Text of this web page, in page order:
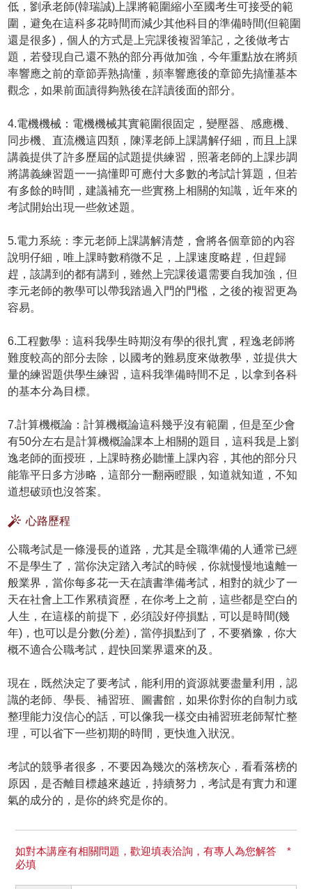
低，劉承老師(韓瑞誠)上課將範圍縮小至國考生可接受的範
圍，避免在這科多花時間而減少其他科目的準備時間(但範圍
還是很多)，個人的方式是上完課後複習筆記，之後做考古
題，若發現自己還不熟的部分再做加強，今年重點放在將頻
率響應之前的章節弄熟搞懂，頻率響應後的章節先搞懂基本
觀念，如果前面讀得夠熟後在詳讀後面的部分。
4.電機機械：電機機械其實範圍很固定，變壓器、感應機、
同步機、直流機這四類，陳澤老師上課講解仔細，而且上課
講義提供了許多歷屆的試題提供練習，照著老師的上課步調
將講義練習題一一搞懂即可應付大多數的考試計算題，但若
有多餘的時間，建議補充一些實務上相關的知識，近年來的
考試開始出現一些敘述題。
5.電力系統：李元老師上課講解清楚，會將各個章節的內容
說明仔細，唯上課時數稍微不足，上課速度略趕，但趕歸
趕，該講到的都有講到，雖然上完課後還需要自我加強，但
李元老師的教學可以帶我踏過入門的門檻，之後的複習更為
容易。
6.工程數學：這科我學生時期沒有學的很扎實，程逸老師將
難度較高的部分去除，以國考的難易度來做教學，並提供大
量的練習題供學生練習，這科我準備時間不足，以拿到各科
的基本分為目標。
7.計算機概論：計算機概論這科幾乎沒有範圍，但是至少會
有50分左右是計算機概論課本上相關的題目，這科我是上劉
逸老師的面授班，上課時務必聽懂上課內容，其他的部分只
能靠平日多方涉略，這部分一翻兩瞪眼，知道就知道，不知
道想破頭也沒答案。
心路歷程
公職考試是一條漫長的道路，尤其是全職準備的人通常已經
不是學生了，當你決定踏入考試的時候，你就慢慢地遠離一
般業界，當你每多花一天在讀書準備考試，相對的就少了一
天在社會上工作累積資歷，在你考上之前，這些都是空白的
人生，在這樣的前提下，必須設好停損點，可以是時間(幾
年)，也可以是分數(分差)，當停損點到了，不要猶豫，你大
概不適合公職考試，趕快回業界還來的及。
現在，既然決定了要考試，能利用的資源就要盡量利用，認
識的老師、學長、補習班、圖書館，如果你對你的自制力或
整理能力沒信心的話，可以像我一樣交由補習班老師幫忙整
理，可以省下一些初期的時間，更快進入狀況。
考試的競爭者很多，不要因為幾次的落榜灰心，看看落榜的
原因，是否離目標越來越近，持續努力，考試是有實力和運
氣的成分的，是你的終究是你的。
如對本講座有相關問題，歡迎填表洽詢，有專人為您解答 *
必填